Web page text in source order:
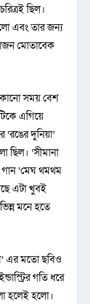
ছিল।
এবং তার জন্য
মোতাবেক
সময় বেশ
এগিয়ে
‘রঙের দুনিয়া’
ছিল। ‘সীমানা
গান ‘মেঘ থমথম
এটা খুবই
মনে হতে
এর মতো ছবিও
গতি ধরে
হলেই হলো।